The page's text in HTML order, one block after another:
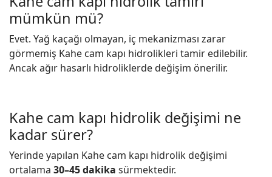
mümkün mü?
Evet. Yağ kaçağı olmayan, iç mekanizması zarar
görmemiş Kahe cam kapı hidrolikleri tamir edilebilir.
Ancak ağır hasarlı hidroliklerde değişim önerilir.
Kahe cam kapı hidrolik değişimi ne
kadar sürer?
Yerinde yapılan Kahe cam kapı hidrolik değişimi
ortalama 30–45 dakika sürmektedir.